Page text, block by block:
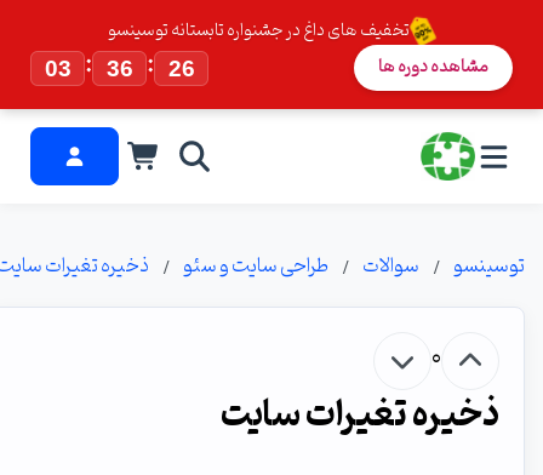
تخفیف های داغ در جشنواره تابستانه توسینسو
03
: 36 : 26 مشاهده دوره ها
توسینسو سوالات طراحی سایت و سئو ذخیره تغیرات سایت
ذخیره تغیرات سایت